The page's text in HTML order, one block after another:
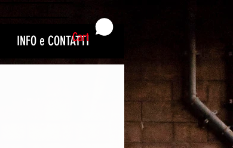
INFO e CONTATTI
Cart